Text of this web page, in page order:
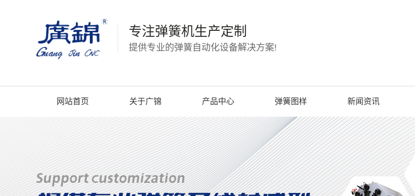
专注弹簧机生产定制
提供专业的弹簧自动化设备解决方案!
网站首页 关于广锦 产品中心 弹簧图样 新闻资讯